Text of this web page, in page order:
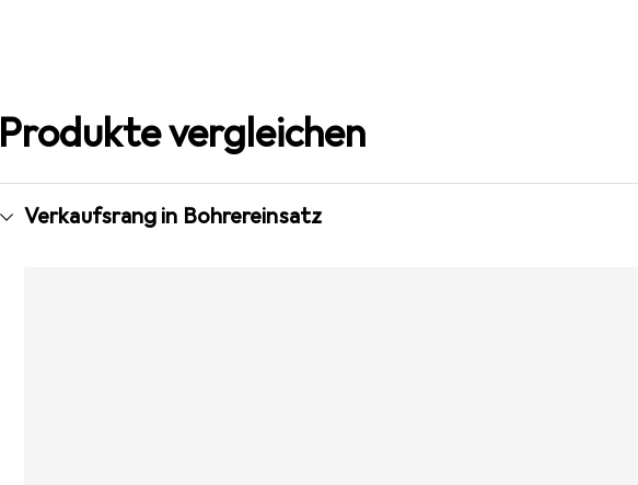
Produkte vergleichen
Verkaufsrang in Bohrereinsatz